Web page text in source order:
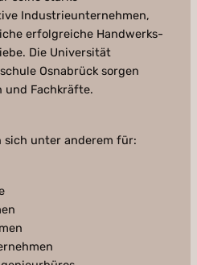
Industrieunternehmen,
erfolgreiche Handwerks-
Die Universität
Osnabrück sorgen
und Fachkräfte.
sich unter anderem für: